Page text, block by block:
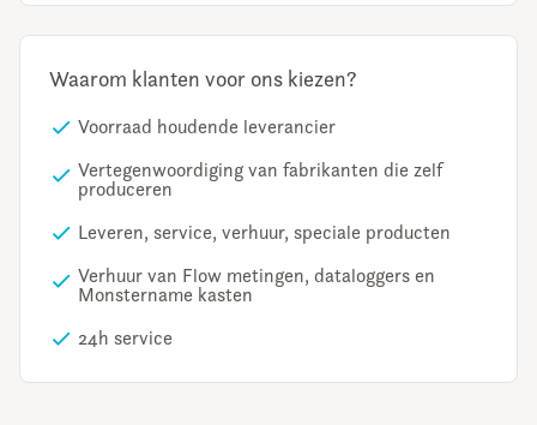
Waarom klanten voor ons kiezen?
Voorraad houdende leverancier
Vertegenwoordiging van fabrikanten die zelf
produceren
Leveren, service, verhuur, speciale producten
Verhuur van Flow metingen, dataloggers en
Monstername kasten
24h service